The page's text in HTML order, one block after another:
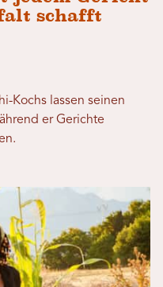
schafft
Kochs lassen seinen
er Gerichte